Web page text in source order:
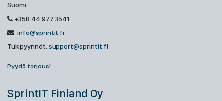
Suomi
+358 44 977 3541
info@sprintit.fi
Tukipyynnöt: support@sprintit.fi
Pyydä tarjous!
SprintIT Finland Oy